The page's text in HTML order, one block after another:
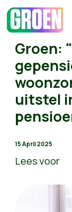
Groen:
uitstel
15 April 2025
Lees voor